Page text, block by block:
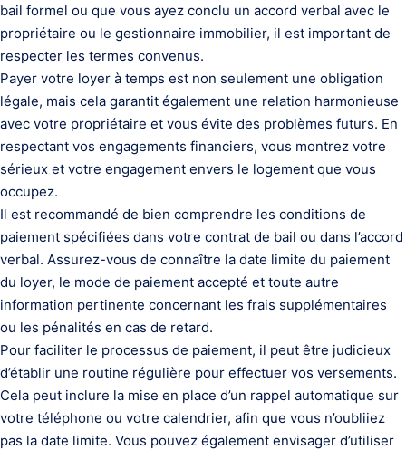
bail formel ou que vous ayez conclu un accord verbal avec le
propriétaire ou le gestionnaire immobilier, il est important de
respecter les termes convenus.
Payer votre loyer à temps est non seulement une obligation
légale, mais cela garantit également une relation harmonieuse
avec votre propriétaire et vous évite des problèmes futurs. En
respectant vos engagements financiers, vous montrez votre
sérieux et votre engagement envers le logement que vous
occupez.
Il est recommandé de bien comprendre les conditions de
paiement spécifiées dans votre contrat de bail ou dans l’accord
verbal. Assurez-vous de connaître la date limite du paiement
du loyer, le mode de paiement accepté et toute autre
information pertinente concernant les frais supplémentaires
ou les pénalités en cas de retard.
Pour faciliter le processus de paiement, il peut être judicieux
d’établir une routine régulière pour effectuer vos versements.
Cela peut inclure la mise en place d’un rappel automatique sur
votre téléphone ou votre calendrier, afin que vous n’oubliiez
pas la date limite. Vous pouvez également envisager d’utiliser